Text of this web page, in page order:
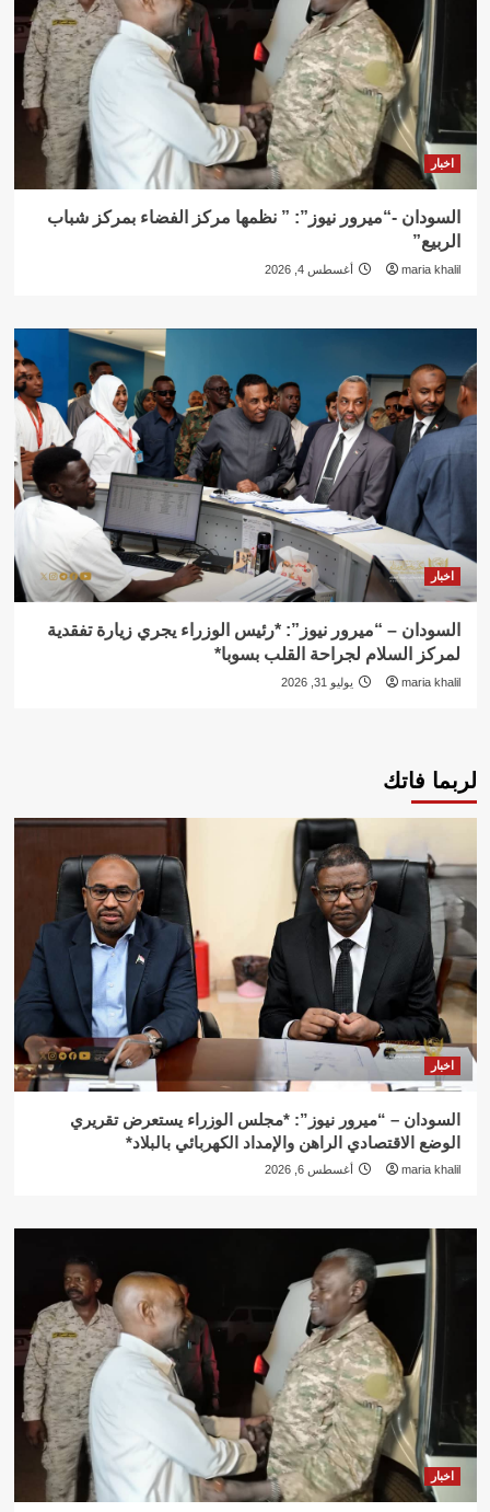
اخبار
السودان -“ميرور نيوز”: ” نظمها مركز الفضاء بمركز شباب
الربيع”
maria khalil أغسطس 4, 2026
اخبار
السودان – “ميرور نيوز”: *رئيس الوزراء يجري زيارة تفقدية
لمركز السلام لجراحة القلب بسوبا*
maria khalil يوليو 31, 2026
لربما فاتك
اخبار
السودان – “ميرور نيوز”: *مجلس الوزراء يستعرض تقريري
الوضع الاقتصادي الراهن والإمداد الكهربائي بالبلاد*
maria khalil أغسطس 6, 2026
اخبار